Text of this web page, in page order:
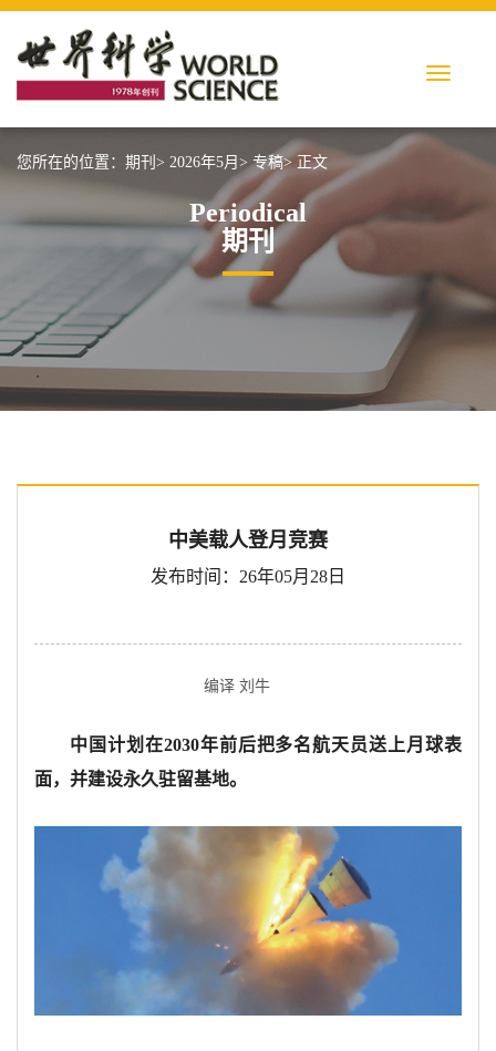
您所在的位置： 期刊> 2026年5月> 专稿> 正文
Periodical
期刊
中美载人登月竞赛
发布时间：26年05月28日
编译 刘牛
中国计划在2030年前后把多名航天员送上月球表
面，并建设永久驻留基地。